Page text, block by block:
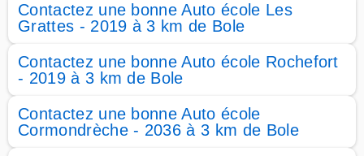
Contactez une bonne Auto école Les
Grattes - 2019 à 3 km de Bole
Contactez une bonne Auto école Rochefort
- 2019 à 3 km de Bole
Contactez une bonne Auto école
Cormondrèche - 2036 à 3 km de Bole